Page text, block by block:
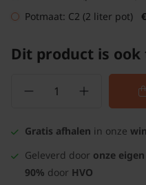
Potmaat: C2 (2 liter pot)
Dit product is
Gratis afhalen in onze
Geleverd door onze
90% door HVO